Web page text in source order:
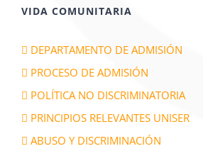
VIDA COMUNITARIA
DEPARTAMENTO DE ADMISIÓN
PROCESO DE ADMISIÓN
POLÍTICA NO DISCRIMINATORIA
PRINCIPIOS RELEVANTES UNISER
ABUSO Y DISCRIMINACIÓN